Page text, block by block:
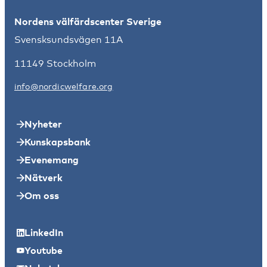
Nordens välfärdscenter Sverige
Svensksundsvägen 11A
11149 Stockholm
info@nordicwelfare.org
Nyheter
Kunskapsbank
Evenemang
Nätverk
Om oss
LinkedIn
Youtube